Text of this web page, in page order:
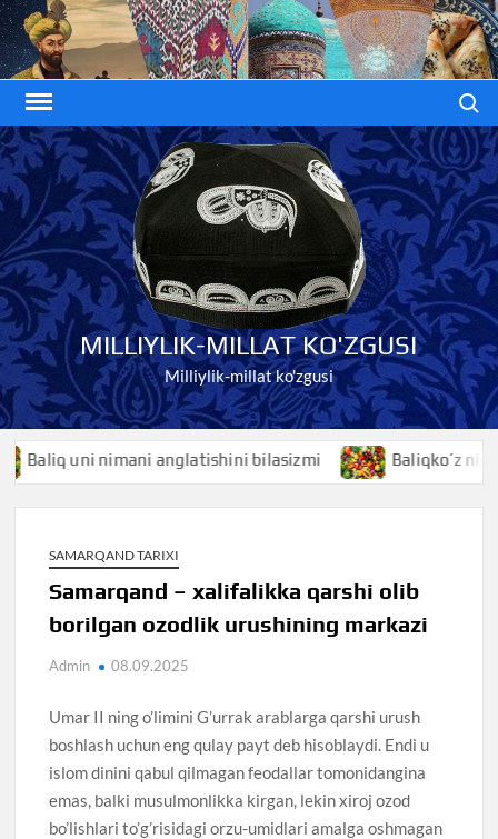
Skip
to
content
MILLIYLIK-MILLAT KO'ZGUSI
Milliylik-millat ko'zgusi
anglatishini bilasizmi Baliqko’z nimani
SAMARQAND TARIXI
Samarqand – xalifalikka qarshi olib
borilgan ozodlik urushining markazi
Admin 08.09.2025
Umar II ning o’limini G’urrak arablarga qarshi urush
boshlash uchun eng qulay payt deb hisoblaydi. Endi u
islom dinini qabul qilmagan feodallar tomonidangina
emas, balki musulmonlikka kirgan, lekin xiroj ozod
bo’lishlari to’g’risidagi orzu-umidlari amalga oshmagan